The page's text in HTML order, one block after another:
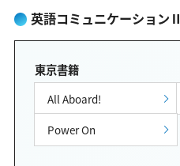
英語コミュニケーションⅡ
東京書籍
All Aboard!
Power On